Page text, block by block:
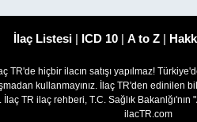
İlaç Listesi | ICD 10 | A to Z |
TR'de hiçbir ilacın satışı yapılmaz!
kullanmayınız. İlaç TR'den edinilen
TR ilaç rehberi, T.C. Sağlık Bakanlğı'nın
ilacTR.com